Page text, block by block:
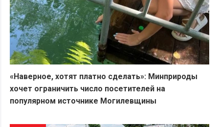
«Наверное, хотят платно сделать»: Минприроды
хочет ограничить число посетителей на
популярном источнике Могилевщины